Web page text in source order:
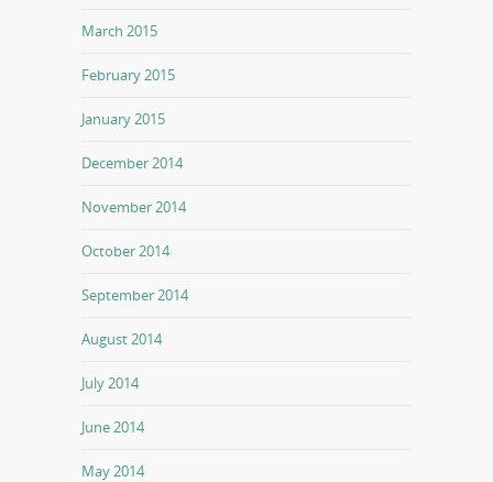
March 2015
February 2015
January 2015
December 2014
November 2014
October 2014
September 2014
August 2014
July 2014
June 2014
May 2014